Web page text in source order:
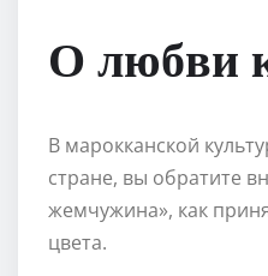
О любви
В марокканской
стране, вы обратите
жемчужина», как
цвета.